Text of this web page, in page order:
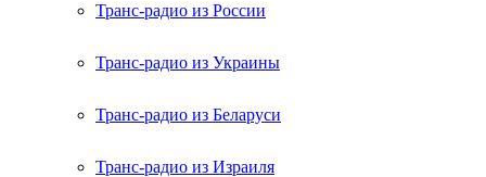
Транс-радио из России
Транс-радио из Украины
Транс-радио из Беларуси
Транс-радио из Израиля